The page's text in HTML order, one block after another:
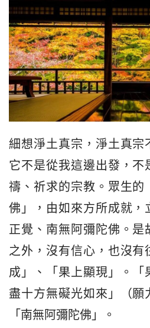
細想淨土真宗，淨土真宗
它不是從我這邊出發，不
禱、祈求的宗教。眾生的
佛」，由如來方所成就，
正覺、南無阿彌陀佛。是
之外，沒有信心，也沒有
成」、「果上顯現」。「
盡十方無礙光如來」（願
「南無阿彌陀佛」。